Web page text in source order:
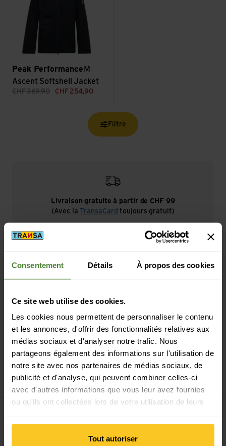
Consentement Détails À propos des cookies
Ce site web utilise des cookies.
Les cookies nous permettent de personnaliser le contenu
et les annonces, d'offrir des fonctionnalités relatives aux
médias sociaux et d'analyser notre trafic. Nous
partageons également des informations sur l'utilisation de
notre site avec nos partenaires de médias sociaux, de
publicité et d'analyse, qui peuvent combiner celles-ci
avec d'autres informations que vous leur avez fournies
ou qu'ils ont collectées lors de votre utilisation de leurs
Tout autoriser
Peak Performance M
Ascent Softshell Jacket
CHF369,90 CHF 254,90
Filtre
Livraison gratuite à partir de CHF 99
(Avec la TransaCard toujours gratuit)
S'inscrire à la newsletter